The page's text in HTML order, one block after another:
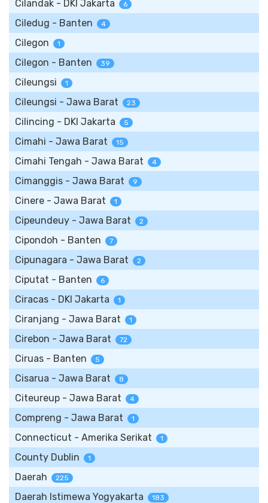
Cilandak - DKI Jakarta 6
Ciledug - Banten 4
Cilegon 1
Cilegon - Banten 39
Cileungsi 1
Cileungsi - Jawa Barat 23
Cilincing - DKI Jakarta 5
Cimahi - Jawa Barat 15
Cimahi Tengah - Jawa Barat 4
Cimanggis - Jawa Barat 9
Cinere - Jawa Barat 1
Cipeundeuy - Jawa Barat 2
Cipondoh - Banten 7
Cipunagara - Jawa Barat 2
Ciputat - Banten 6
Ciracas - DKI Jakarta 1
Ciranjang - Jawa Barat 1
Cirebon - Jawa Barat 72
Ciruas - Banten 5
Cisarua - Jawa Barat 8
Citeureup - Jawa Barat 4
Compreng - Jawa Barat 1
Connecticut - Amerika Serikat 1
County Dublin 1
Daerah 225
Daerah Istimewa Yogyakarta 183